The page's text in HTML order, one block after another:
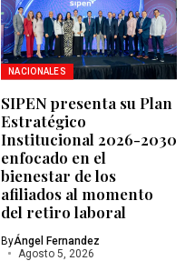
NACIONALES
SIPEN presenta su Plan
Estratégico
Institucional 2026-2030
enfocado en el
bienestar de los
afiliados al momento
del retiro laboral
ByÁngel Fernandez
Agosto 5, 2026